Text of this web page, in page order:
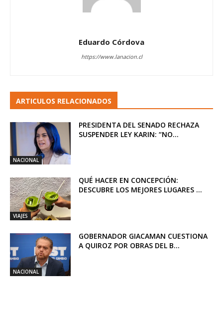
Eduardo Córdova
https://www.lanacion.cl
ARTICULOS RELACIONADOS
NACIONAL
PRESIDENTA DEL SENADO RECHAZA
SUSPENDER LEY KARIN: “NO...
VIAJES
QUÉ HACER EN CONCEPCIÓN:
DESCUBRE LOS MEJORES LUGARES ...
NACIONAL
GOBERNADOR GIACAMAN CUESTIONA
A QUIROZ POR OBRAS DEL B...